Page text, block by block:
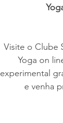
Visite o Clube
Yoga on
experimental
e venha